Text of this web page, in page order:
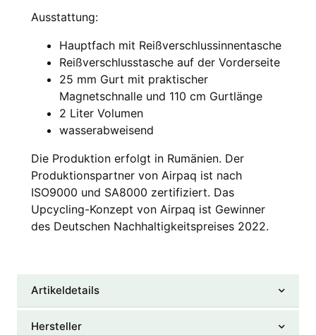
Ausstattung:
Hauptfach mit Reißverschlussinnentasche
Reißverschlusstasche auf der Vorderseite
25 mm Gurt mit praktischer
Magnetschnalle und 110 cm Gurtlänge
2 Liter Volumen
wasserabweisend
Die Produktion erfolgt in Rumänien. Der
Produktionspartner von Airpaq ist nach
ISO9000 und SA8000 zertifiziert. Das
Upcycling-Konzept von Airpaq ist Gewinner
des Deutschen Nachhaltigkeitspreises 2022.
Artikeldetails
Hersteller